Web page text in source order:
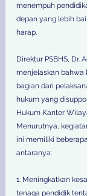
menempuh
depan yang lebih
harap.
Direktur PSBHS, Dr.
menjelaskan bahwa
bagian dari
hukum yang
Hukum Kantor
Menurutnya,
ini memiliki
antaranya:
1. Meningkatkan
tenaga pendidik